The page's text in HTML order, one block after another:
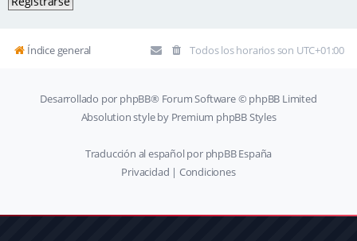
Índice general Todos los horarios son UTC+01:00
Desarrollado por phpBB® Forum Software © phpBB Limited
Absolution style by Premium phpBB Styles
Traducción al español por phpBB España
Privacidad | Condiciones